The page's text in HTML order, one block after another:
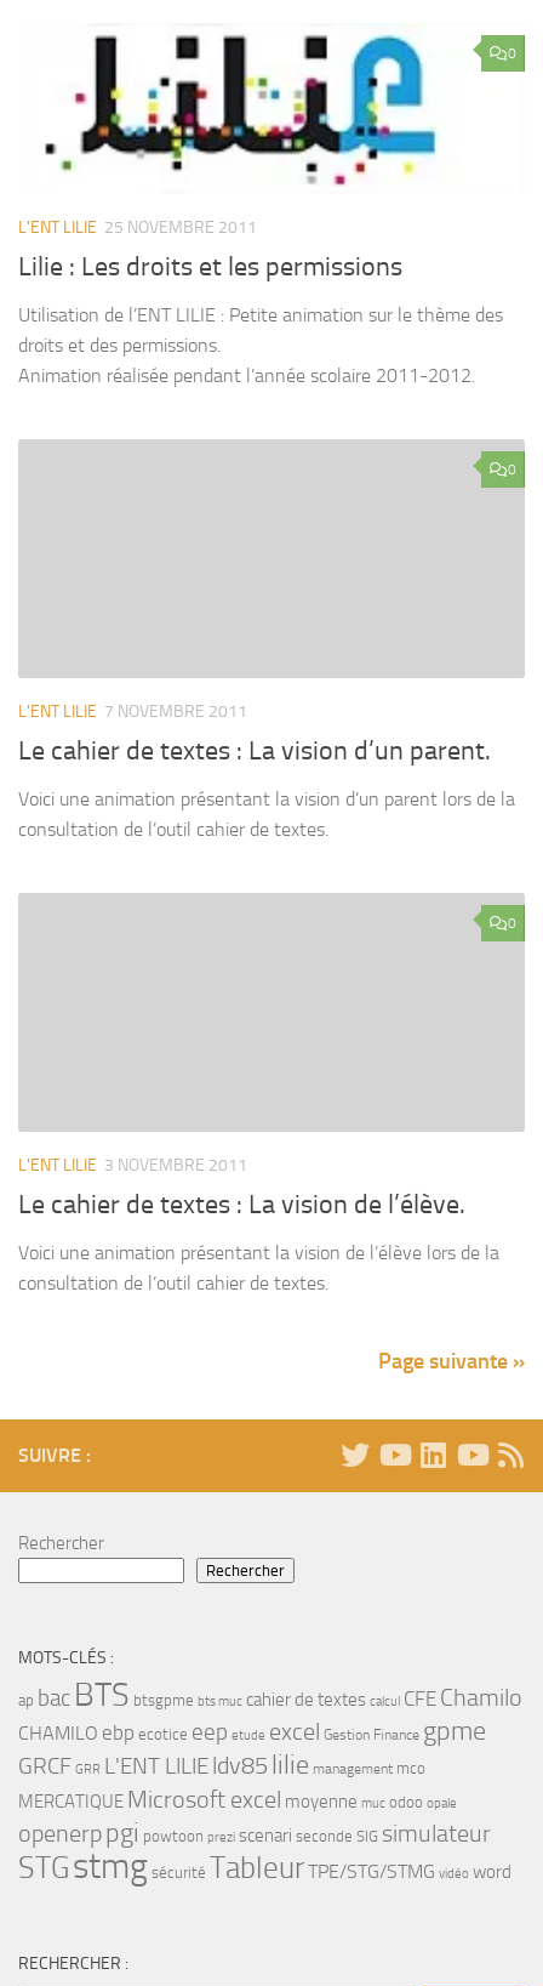
0
L'ENT LILIE 25 NOVEMBRE 2011
Lilie : Les droits et les permissions
Utilisation de l’ENT LILIE : Petite animation sur le thème des
droits et des permissions.
Animation réalisée pendant l’année scolaire 2011-2012.
0
L'ENT LILIE 7 NOVEMBRE 2011
Le cahier de textes : La vision d’un parent.
Voici une animation présentant la vision d’un parent lors de la
consultation de l’outil cahier de textes.
0
L'ENT LILIE 3 NOVEMBRE 2011
Le cahier de textes : La vision de l’élève.
Voici une animation présentant la vision de l’élève lors de la
consultation de l’outil cahier de textes.
Page suivante »
SUIVRE :
Rechercher
Rechercher
MOTS-CLÉS :
ap bac BTS btsgpme bts muc cahier de textes calcul CFE Chamilo
CHAMILO ebp ecotice eep etude excel Gestion Finance gpme
GRCF GRR L'ENT LILIEldv85 lilie management mco
MERCATIQUE Microsoft excel moyenne muc odoo opale
openerppgi powtoon prezi scenari seconde SIG simulateur
STGstmg sécurité TableurTPE/STG/STMG vidéo word
RECHERCHER :